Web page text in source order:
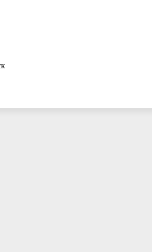
Воскресенск А.В.